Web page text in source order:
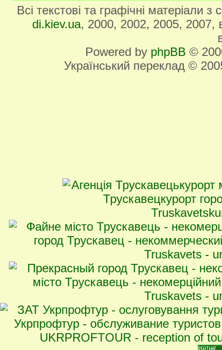
Всі текстові та графічні матеріали
di.kiev.ua, 2000, 2002, 2005, 2007,
Powered by phpBB ©
Український переклад ©